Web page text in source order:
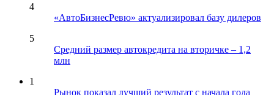
4
«АвтоБизнесРевю» актуализировал базу дилеров
5
Средний размер автокредита на вторичке – 1,2
млн
1
Рынок показал лучший результат с начала года